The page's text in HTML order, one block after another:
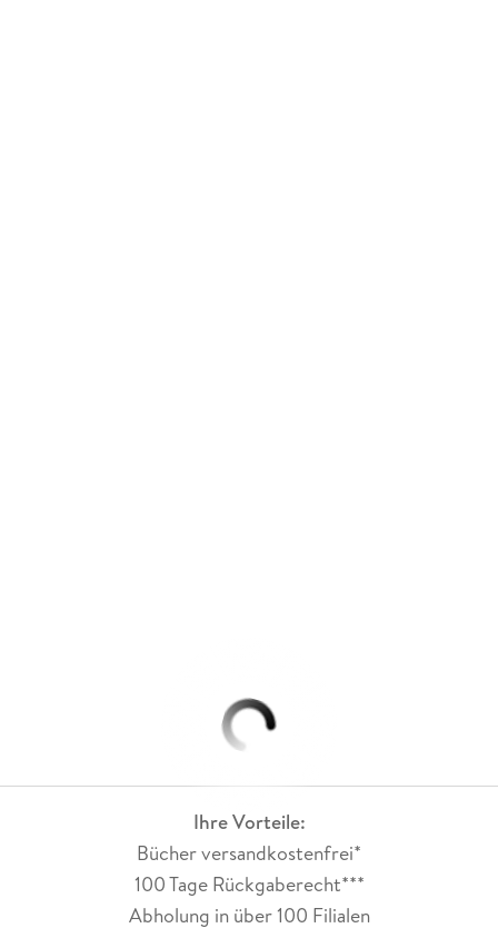
Ihre Vorteile:
Bücher versandkostenfrei*
100 Tage Rückgaberecht***
Abholung in über 100 Filialen